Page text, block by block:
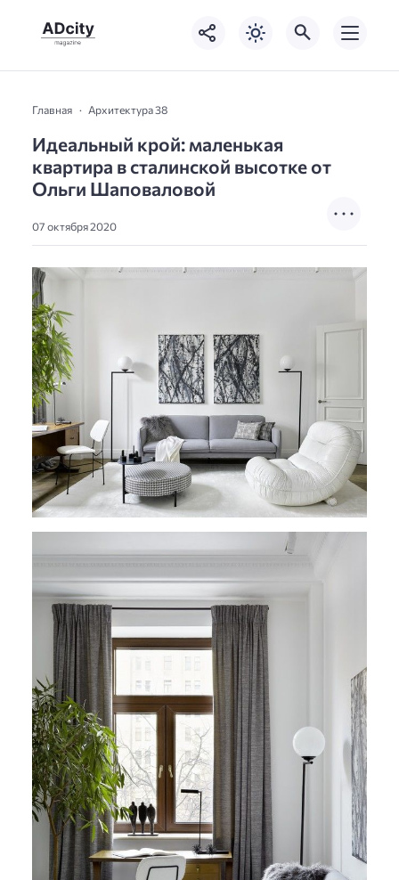
Главная Архитектура 38
Идеальный крой: маленькая
квартира в сталинской высотке от
Ольги Шаповаловой
07 октября 2020